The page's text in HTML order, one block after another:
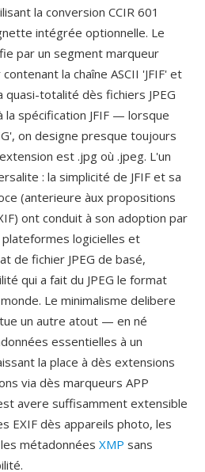
la conversion CCIR 601
intégrée optionnelle. Le
par un segment marqueur
la chaîne ASCII 'JFIF' et
quasi-totalité dès fichiers JPEG
spécification JFIF — lorsque
on designe presque toujours
est .jpg où .jpeg. L'un
: la simplicité de JFIF et sa
(anterieure àux propositions
ont conduit à son adoption par
logicielles et
de fichier JPEG de basé,
qui a fait du JPEG le format
Le minimalisme delibere
un autre atout — en né
essentielles à un
la place à dès extensions
via dès marqueurs APP
avere suffisamment extensible
EXIF dès appareils photo, les
métadonnées XMP sans